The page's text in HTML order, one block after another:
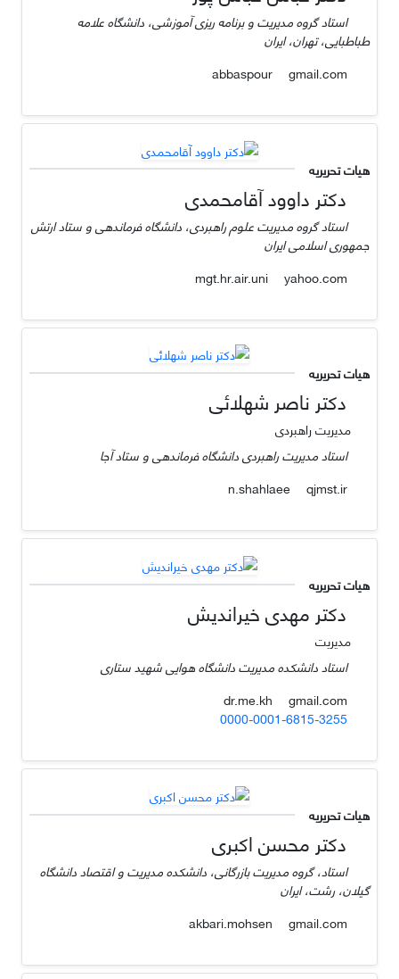
استاد گروه مدیریت و برنامه ریزی آموزشی، دانشگاه علامه
طباطبایی، تهران، ایران
gmail.com
هیات تحریریه
دکتر داوود آقامحمدی
استاد گروه مدیریت علوم راهبردی، دانشگاه فرماندهی و ستاد ارتش
جمهوری اسلامی ایران
yahoo.com
هیات تحریریه
دکتر ناصر شهلائی
مدیریت راهبردی
استاد مدیریت راهبردی دانشگاه فرماندهی و ستاد آجا
n.shahlaee
qjmst.ir
هیات تحریریه
دکتر مهدی خیراندیش
مدیریت
استاد دانشکده مدیریت دانشگاه هوایی شهید ستاری
gmail.com
0000-0001-6815-3255
هیات تحریریه
دکتر محسن اکبری
استاد، گروه مدیریت بازرگانی، دانشکده مدیریت و اقتصاد دانشگاه
گیلان، رشت، ایران
gmail.com